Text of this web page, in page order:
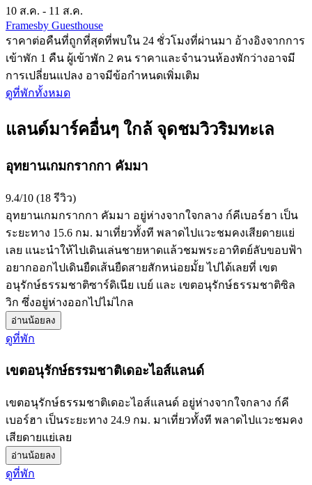
10 ส.ค. - 11 ส.ค.
Framesby Guesthouse
ราคาต่อคืนที่ถูกที่สุดที่พบใน 24 ชั่วโมงที่ผ่านมา อ้างอิงจากการ
เข้าพัก 1 คืน ผู้เข้าพัก 2 คน ราคาและจำนวนห้องพักว่างอาจมี
การเปลี่ยนแปลง อาจมีข้อกำหนดเพิ่มเติม
ดูที่พักทั้งหมด
แลนด์มาร์คอื่นๆ ใกล้ จุดชมวิวริมทะเล
อุทยานเกมกรากกา คัมมา
9.4/10 (18 รีวิว)
อุทยานเกมกรากกา คัมมา อยู่ห่างจากใจกลาง ก์คีเบอร์ฮา เป็น
ระยะทาง 15.6 กม. มาเที่ยวทั้งที พลาดไปแวะชมคงเสียดายแย่
เลย แนะนำให้ไปเดินเล่นชายหาดแล้วชมพระอาทิตย์ลับขอบฟ้า
อยากออกไปเดินยืดเส้นยืดสายสักหน่อยมั้ย ไปได้เลยที่ เขต
อนุรักษ์ธรรมชาติซาร์ดิเนีย เบย์ และ เขตอนุรักษ์ธรรมชาติซิล
วิก ซึ่งอยู่ห่างออกไปไม่ไกล
อ่านน้อยลง
ดูที่พัก
เขตอนุรักษ์ธรรมชาติเดอะไอส์แลนด์
เขตอนุรักษ์ธรรมชาติเดอะไอส์แลนด์ อยู่ห่างจากใจกลาง ก์คี
เบอร์ฮา เป็นระยะทาง 24.9 กม. มาเที่ยวทั้งที พลาดไปแวะชมคง
เสียดายแย่เลย
อ่านน้อยลง
ดูที่พัก